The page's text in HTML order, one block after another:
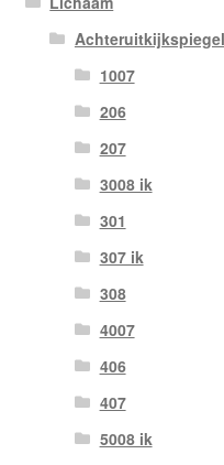
Achteruitkijkspiegel
1007
206
207
3008 ik
301
307 ik
308
4007
406
407
5008 ik